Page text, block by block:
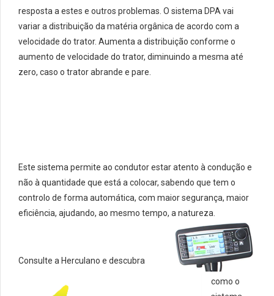
resposta a estes e outros problemas. O sistema DPA vai
variar a distribuição da matéria orgânica de acordo com a
velocidade do trator. Aumenta a distribuição conforme o
aumento de velocidade do trator, diminuindo a mesma até
zero, caso o trator abrande e pare.
Este sistema permite ao condutor estar atento à condução e
não à quantidade que está a colocar, sabendo que tem o
controlo de forma automática, com maior segurança, maior
eficiência, ajudando, ao mesmo tempo, a natureza.
Consulte a Herculano e descubra
como o